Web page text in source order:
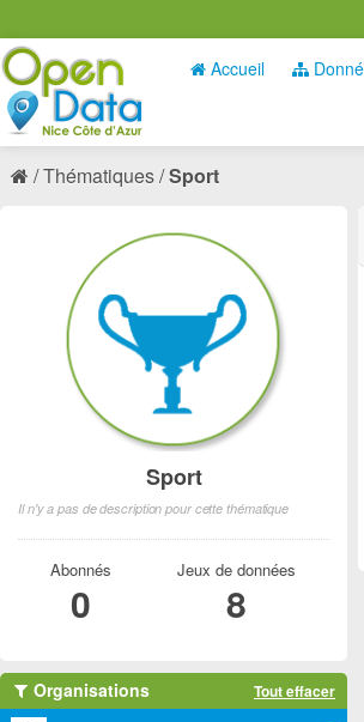
Accueil
Thématiques Sport
Sport
Il n'y a pas de description pour cette thématique
Abonnés
0
Jeux de données
8
Organisations Tout effacer